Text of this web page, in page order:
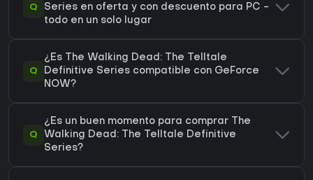
Q
Series en oferta y con descuento para PC -
todo en un solo lugar
Q
¿Es The Walking Dead: The Telltale
Definitive Series compatible con GeForce
NOW?
Q
¿Es un buen momento para comprar The
Walking Dead: The Telltale Definitive
Series?